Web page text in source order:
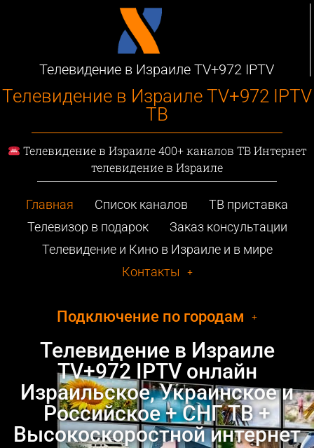
Телевидение в Израиле TV+972 IPTV
Телевидение в Израиле TV+972 IPTV
ТВ
Телевидение в Израиле 400+ каналов ТВ Интернет
телевидение в Израиле
Главная Список каналов
ТВ приставка
Телевизор в подарок
Заказ консультации
Телевидение и Кино в Израиле и в мире
Контакты
Подключение по городам
Телевидение в Израиле
TV+972 IPTV онлайн
Израильское, Украинское и
Российское + СНГ ТВ +
Высокоскоростной интернет